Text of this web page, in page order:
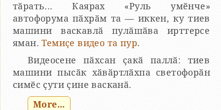
тӑрать... Каярах «Руль умӗнче»
автофорума пӑхрӑм та — иккен, ку тиев
машини васкавлӑ пулӑшӑва ирттерсе
яман.Темиҫе видео та пур.
Видеосене пӑхсан ҫакӑ паллӑ: тиев
машини пысӑк хӑвӑртлӑхпа светофорӑн
симӗс ҫути ҫине васканӑ.
More...